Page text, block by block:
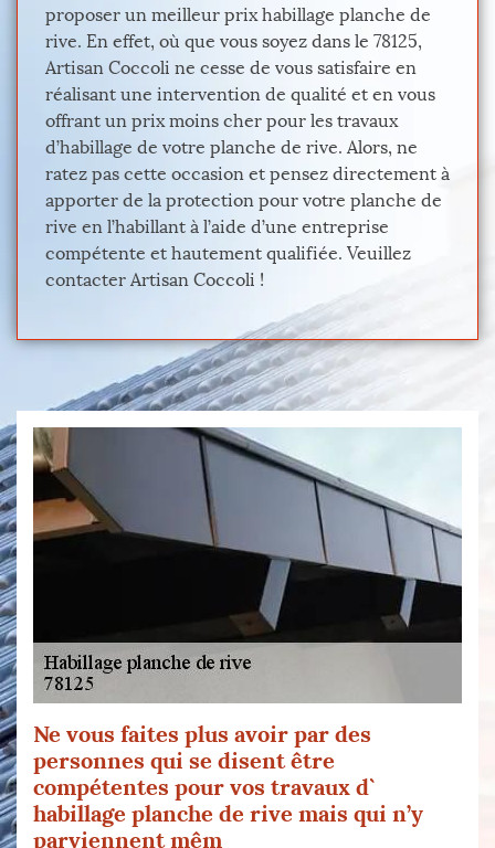
proposer un meilleur prix habillage planche de
rive. En effet, où que vous soyez dans le 78125,
Artisan Coccoli ne cesse de vous satisfaire en
réalisant une intervention de qualité et en vous
offrant un prix moins cher pour les travaux
d’habillage de votre planche de rive. Alors, ne
ratez pas cette occasion et pensez directement à
apporter de la protection pour votre planche de
rive en l’habillant à l’aide d’une entreprise
compétente et hautement qualifiée. Veuillez
contacter Artisan Coccoli !
Ne vous faites plus avoir par des
personnes qui se disent être
compétentes pour vos travaux d`
habillage planche de rive mais qui n’y
parviennent mêm